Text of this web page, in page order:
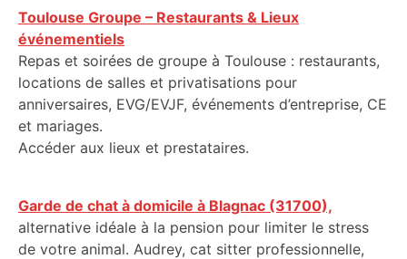
Toulouse Groupe – Restaurants & Lieux
événementiels
Repas et soirées de groupe à Toulouse : restaurants,
locations de salles et privatisations pour
anniversaires, EVG/EVJF, événements d’entreprise, CE
et mariages.
Accéder aux lieux et prestataires.
Garde de chat à domicile à Blagnac (31700),
alternative idéale à la pension pour limiter le stress
de votre animal. Audrey, cat sitter professionnelle,